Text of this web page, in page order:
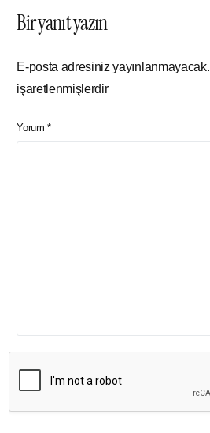
Bir yanıt yazın
E-posta adresiniz yayınlanmayacak.
işaretlenmişlerdir
Yorum*